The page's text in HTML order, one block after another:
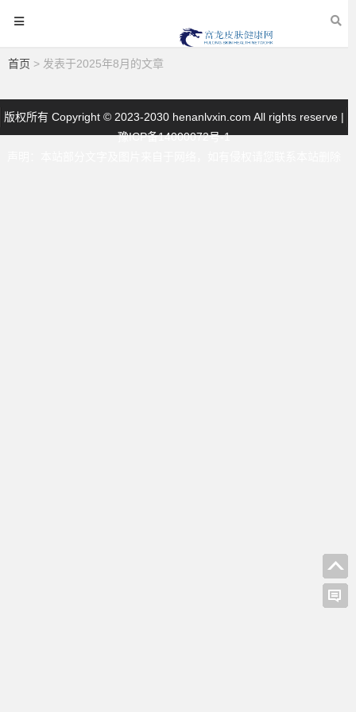
首页 > 发表于2025年8月的文章
版权所有 Copyright © 2023-2030 henanlvxin.com All rights reserve |
豫ICP备14000072号-1